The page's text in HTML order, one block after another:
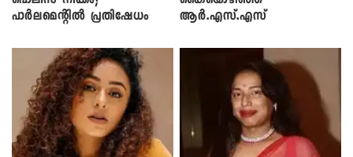
പാര്‍ലമെന്റിൽ പ്രതിഷേധം
ആർ.എസ്.എസ്